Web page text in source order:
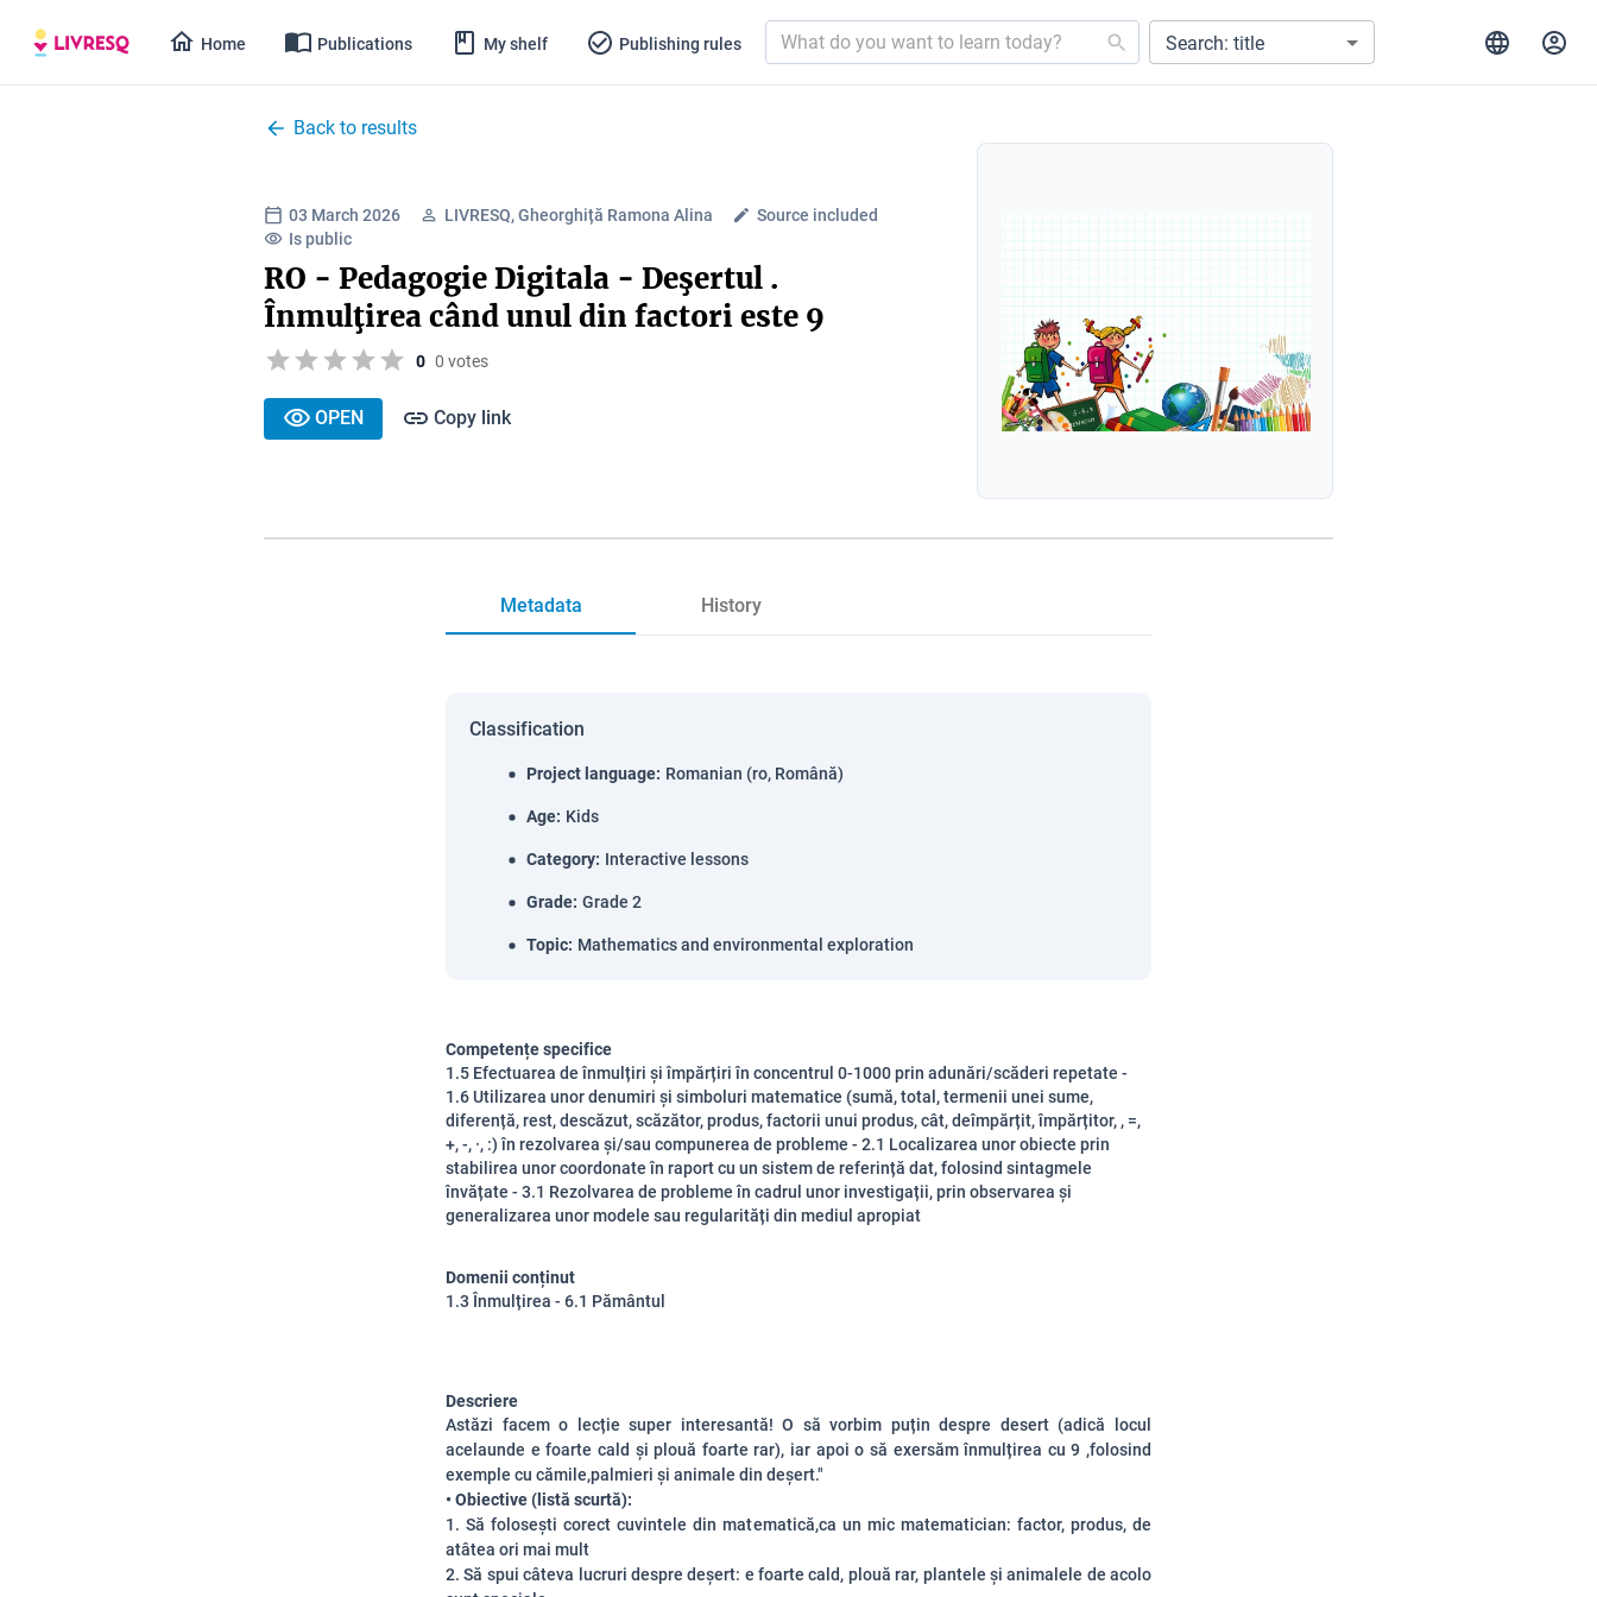
Home Publications My shelf Publishing rules Search: title
Back to results
03 March 2026 LIVRESQ, Gheorghiță Ramona Alina
Source included
Is public
RO - Pedagogie Digitala - Deşertul .
Înmulţirea când unul din factori este 9
0 0 votes
OPEN Copy link
Metadata History
Classification
Project language: Romanian (ro, Română)
Age: Kids
Category: Interactive lessons
Grade: Grade 2
Topic: Mathematics and environmental exploration
Competențe specifice
1.5 Efectuarea de înmulțiri și împărțiri în concentrul 0-1000 prin adunări/scăderi repetate -
1.6 Utilizarea unor denumiri și simboluri matematice (sumă, total, termenii unei sume,
diferență, rest, descăzut, scăzător, produs, factorii unui produs, cât, deîmpărțit, împărțitor, , =,
+, -, ·, :) în rezolvarea și/sau compunerea de probleme - 2.1 Localizarea unor obiecte prin
stabilirea unor coordonate în raport cu un sistem de referință dat, folosind sintagmele
învățate - 3.1 Rezolvarea de probleme în cadrul unor investigații, prin observarea și
generalizarea unor modele sau regularități din mediul apropiat
Domenii conținut
1.3 Înmulțirea - 6.1 Pământul
Descriere
Astăzi facem o lecție super interesantă! O să vorbim puțin despre desert (adică locul
acelaunde e foarte cald și plouă foarte rar), iar apoi o să exersăm înmulțirea cu 9 ,folosind
exemple cu cămile,palmieri și animale din deșert."
• Obiective (listă scurtă):
1. Să folosești corect cuvintele din matematică,ca un mic matematician: factor, produs, de
atâtea ori mai mult
2. Să spui câteva lucruri despre deșert: e foarte cald, plouă rar, plantele și animalele de acolo